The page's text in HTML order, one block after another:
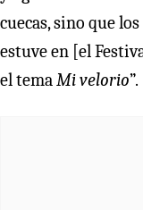
cuecas, sino que
estuve en [el
el temaMi velorio”.